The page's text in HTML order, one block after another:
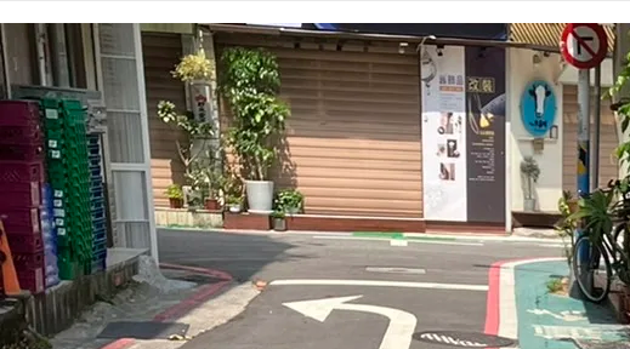
早睡早起
永遠的真田幸村2008 年 4 月 25 日
最近因為都要早起去上班，所以
全部完成，得慢慢調整，不論是